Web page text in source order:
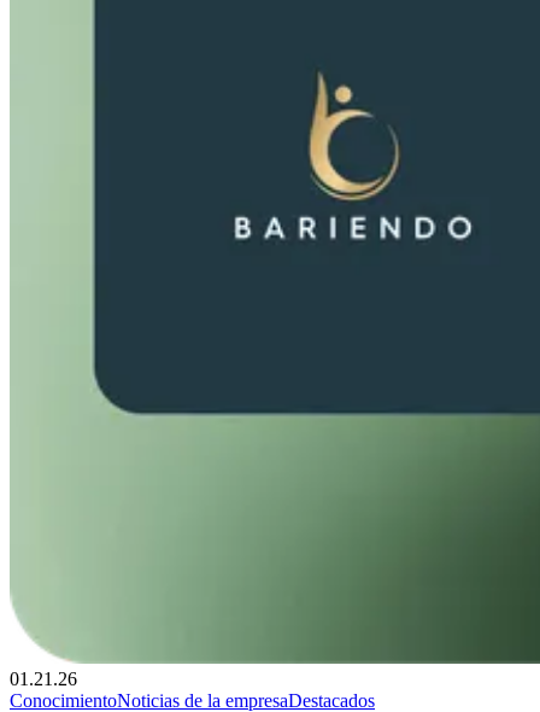
01.21.26
ConocimientoNoticias de la empresaDestacados